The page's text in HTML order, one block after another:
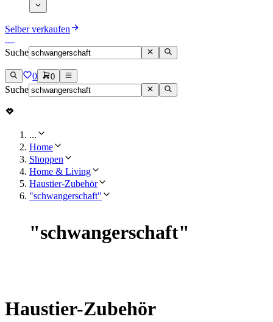
Selber verkaufen
Suche
0 0
Suche
...
Home
Shoppen
Home & Living
Haustier-Zubehör
"schwangerschaft"
"schwangerschaft"
Haustier-Zubehör